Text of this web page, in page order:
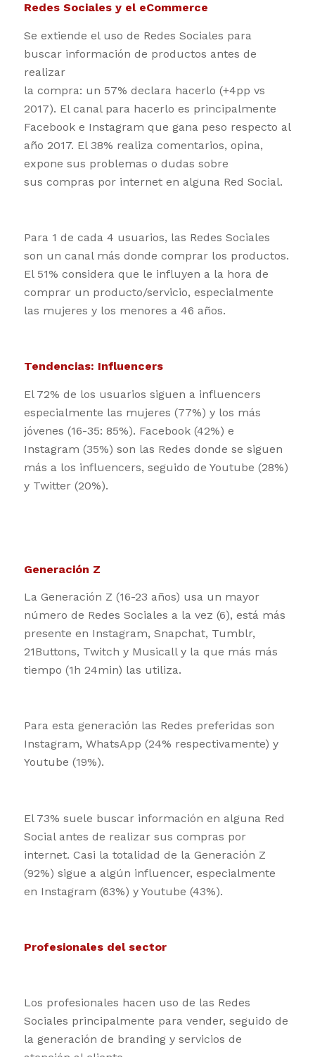
Redes Sociales y el eCommerce
Se extiende el uso de Redes Sociales para
buscar información de productos antes de
realizar
la compra: un 57% declara hacerlo (+4pp vs
2017). El canal para hacerlo es principalmente
Facebook e Instagram que gana peso respecto al
año 2017. El 38% realiza comentarios, opina,
expone sus problemas o dudas sobre
sus compras por internet en alguna Red Social.
Para 1 de cada 4 usuarios, las Redes Sociales
son un canal más donde comprar los productos.
El 51% considera que le influyen a la hora de
comprar un producto/servicio, especialmente
las mujeres y los menores a 46 años.
Tendencias: Influencers
El 72% de los usuarios siguen a influencers
especialmente las mujeres (77%) y los más
jóvenes (16-35: 85%). Facebook (42%) e
Instagram (35%) son las Redes donde se siguen
más a los influencers, seguido de Youtube (28%)
y Twitter (20%).
Generación Z
La Generación Z (16-23 años) usa un mayor
número de Redes Sociales a la vez (6), está más
presente en Instagram, Snapchat, Tumblr,
21Buttons, Twitch y Musicall y la que más más
tiempo (1h 24min) las utiliza.
Para esta generación las Redes preferidas son
Instagram, WhatsApp (24% respectivamente) y
Youtube (19%).
El 73% suele buscar información en alguna Red
Social antes de realizar sus compras por
internet. Casi la totalidad de la Generación Z
(92%) sigue a algún influencer, especialmente
en Instagram (63%) y Youtube (43%).
Profesionales del sector
Los profesionales hacen uso de las Redes
Sociales principalmente para vender, seguido de
la generación de branding y servicios de